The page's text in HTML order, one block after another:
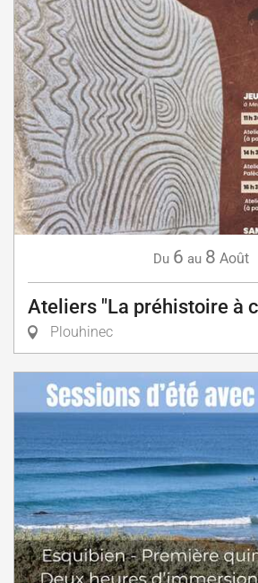
Du 6 au 8 Août
Ateliers "La préhistoire à
Plouhinec